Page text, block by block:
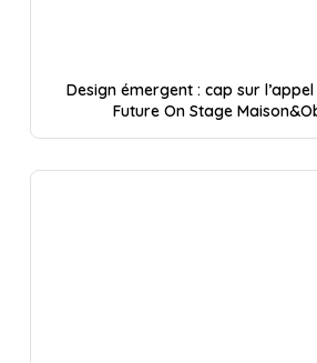
Design émergent : cap sur
Future On Stage